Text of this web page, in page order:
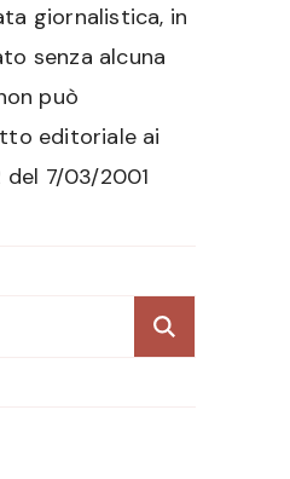
giornalistica, in
senza alcuna
può
editoriale ai
del 7/03/2001